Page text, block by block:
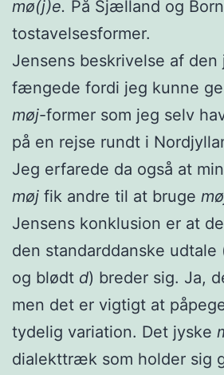
mø(j)e. På Sjælland og
tostavelsesformer.
Jensens beskrivelse af den
fængede fordi jeg kunne
møj-former som jeg selv
på en rejse rundt i
Jeg erfarede da også at
møj fik andre til at bruge
Jensens konklusion er at
den standarddanske udtale
og blødt d) breder sig. Ja,
men det er vigtigt at
tydelig variation. Det jyske
dialekttræk som holder sig